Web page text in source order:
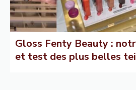
Gloss Fenty Beauty :
et test des plus belles